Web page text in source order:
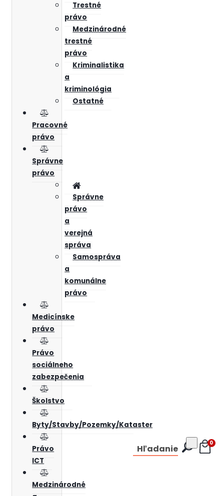
Trestné
právo
Medzinárodné
trestné
právo
Kriminalistika
a
kriminológia
Ostatné
Pracovné
právo
Správne
právo
Správne
právo
a
verejná
správa
Samospráva
a
komunálne
právo
Medicínske
právo
Právo
sociálneho
zabezpečenia
Školstvo
Byty/Stavby/Pozemky/Kataster
Právo
ICT
Medzinárodné
Hľadanie 0